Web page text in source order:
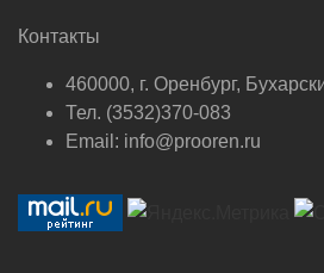
Контакты
460000, г. Оренбург,
Тел. (3532)370-083
Email: info@prooren.ru